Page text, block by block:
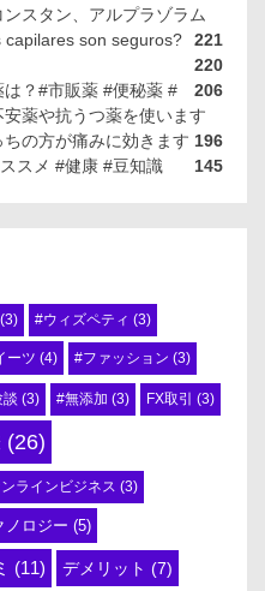
ンスタン、アルプラゾラム
221
son seguros?
220
？#市販薬 #便秘薬 #
206
安薬や抗うつ薬を使います
196
ちの方が痛みに効きます
スメ #健康 #豆知識
145
(3) #ウィズペティ (3)
ーツ (4) #ファッション (3)
談 (3) #無添加 (3) FX取引 (3)
(26)
ラインビジネス (3)
ノロジー (5)
(11) デメリット (7)